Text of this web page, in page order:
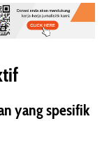
yang spesifik